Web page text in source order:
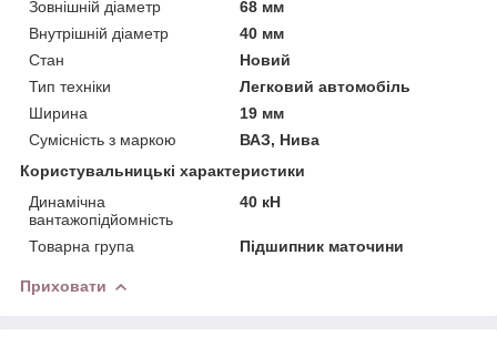
Зовнішній діаметр
68 мм
Внутрішній діаметр
40 мм
Стан
Новий
Тип техніки
Легковий автомобіль
Ширина
19 мм
Сумісність з маркою
ВАЗ, Нива
Користувальницькі характеристики
Динамічна
вантажопідйомність
40 кН
Товарна група Підшипник маточини
Приховати